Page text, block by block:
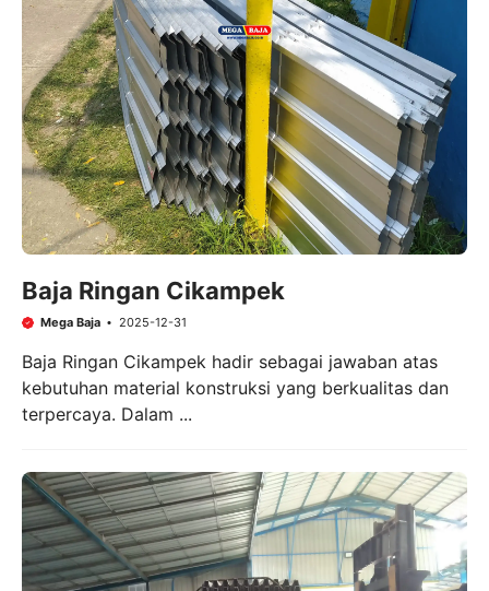
Baja Ringan Cikampek
Mega Baja 2025-12-31
Baja Ringan Cikampek hadir sebagai jawaban atas
kebutuhan material konstruksi yang berkualitas dan
terpercaya. Dalam ...